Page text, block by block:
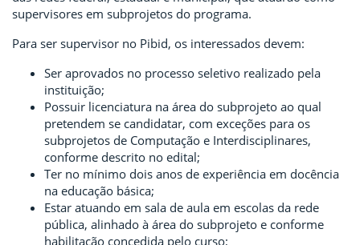
supervisores em subprojetos do programa.
Para ser supervisor no Pibid, os interessados devem:
Ser aprovados no processo seletivo realizado pela
instituição;
Possuir licenciatura na área do subprojeto ao qual
pretendem se candidatar, com exceções para os
subprojetos de Computação e Interdisciplinares,
conforme descrito no edital;
Ter no mínimo dois anos de experiência em docência
na educação básica;
Estar atuando em sala de aula em escolas da rede
pública, alinhado à área do subprojeto e conforme
habilitação concedida pelo curso;